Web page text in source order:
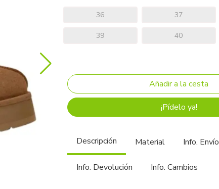
36 37
39 40
¡Pídelo ya!
Descripción Material Info. Envío
Info. Devolución Info. Cambios